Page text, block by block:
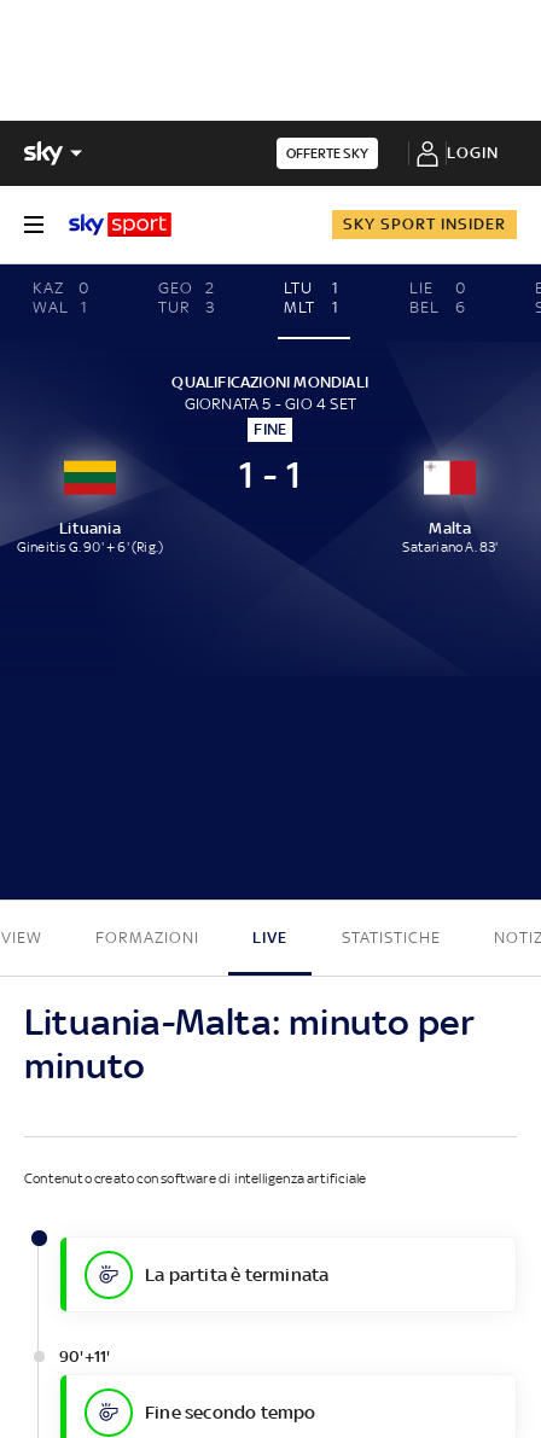
OFFERTE SKY LOGIN
SKY SPORT INSIDER
KAZ
0
WAL
1
GEO
2
TUR
3
LTU
1
MLT
1
LIE
0
BEL
6
QUALIFICAZIONI MONDIALI
GIORNATA 5 - GIO 4 SET
FINE
Lituania
Gineitis G. 90' + 6' (Rig.)
1 - 1
Malta
Satariano A. 83'
FORMAZIONI LIVE STATISTICHE
Lituania-Malta: minuto per
minuto
Contenuto creato con software di intelligenza artificiale
La partita è terminata
90'+11'
Fine secondo tempo